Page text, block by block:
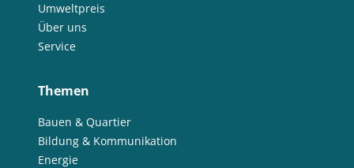
Umweltpreis
Über uns
Service
Themen
Bauen & Quartier
Bildung & Kommunikation
Energie